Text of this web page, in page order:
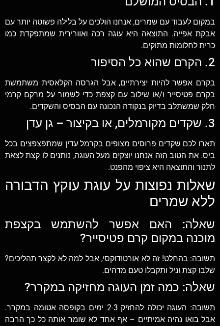
במקום לעבוד עם שמרים, אנחנו הולכים על בלילה פשוטה יותר עם
אבקת אפייה. התוצאה היא עוגה רכה ואוורירית שמתפקדת כמו
כרית לחלומות מתוקים.
2. הקרם שהוא כל הסיפור
בקרם אפשר להיות יצירתיים, אבל הגרסה הקלאסית משתמשת
בקרם פטיסייר ו/או שילוב עם קצפת כדי לשמור על מרקם קרמי
חלק שמשתלב בדיוק בנקודה הנכונה עם הבסיס והשקדים.
3. שקדים מקורמלים, או בקיצור – גן עדן
תארו לכם שקדים פרוסים מצופים בקרמל עדין שמתפצפצים בכל
ביס. את הטוב הזה אנחנו יוצקים מעל העוגה, נותנים לו קצת לצאת
לתנור והתוצאה היא ציפוי מהפנט.
שאלות נפוצות על עוגת עוקץ הדבורה
ללא שמרים
שאלה: האם אפשר להשתמש בקצפת
מוכנה במקום קרם פטיסייר?
תשובה: בהחלט! זה לא אורטודוקסי, אבל למה לא לקצר תהליכים?
שלבו קצת וניל ותקבלו טעם מדהים.
שאלה: כמה זמן העוגה מחזיקה במקרר?
תשובה: העוגה יכולה להחזיק 2-3 ימים בקופסה אטומה במקרר.
אבל בואו נהיה אמיתיים – אף אחד לא שומר אותה כל כך הרבה